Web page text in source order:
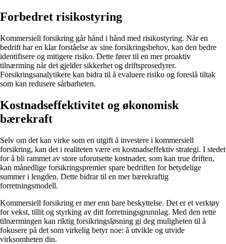
Forbedret risikostyring
Kommersiell forsikring går hånd i hånd med risikostyring. Når en
bedrift har en klar forståelse av sine forsikringsbehov, kan den bedre
identifisere og mitigere risiko. Dette fører til en mer proaktiv
tilnærming når det gjelder sikkerhet og driftsprosedyrer.
Forsikringsanalytikere kan bidra til å evaluere risiko og foreslå tiltak
som kan redusere sårbarheten.
Kostnadseffektivitet og økonomisk
bærekraft
Selv om det kan virke som en utgift å investere i kommersiell
forsikring, kan det i realiteten være en kostnadseffektiv strategi. I stedet
for å bli rammet av store uforutsette kostnader, som kan true driften,
kan månedlige forsikringspremier spare bedriften for betydelige
summer i lengden. Dette bidrar til en mer bærekraftig
forretningsmodell.
Kommersiell forsikring er mer enn bare beskyttelse. Det er et verktøy
for vekst, tillit og styrking av ditt forretningsgrunnlag. Med den rette
tilnærmingen kan riktig forsikringsløsning gi deg muligheten til å
fokusere på det som virkelig betyr noe: å utvikle og utvide
virksomheten din.